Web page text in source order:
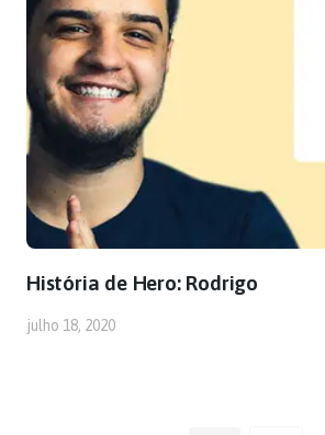
História de Hero: Rodrigo
julho 18, 2020